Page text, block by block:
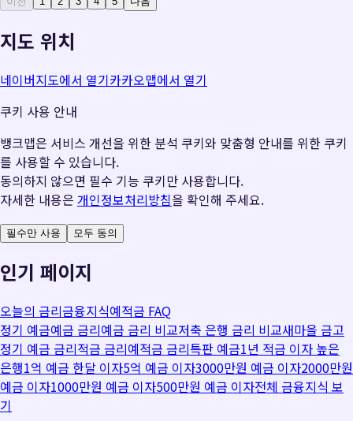
지도 위치
네이버지도에서 열기카카오맵에서 열기
쿠키 사용 안내
뱅크맵은 서비스 개선을 위한 분석 쿠키와 맞춤형 안내를 위한 쿠키
를 사용할 수 있습니다.
동의하지 않으면 필수 기능 쿠키만 사용합니다.
자세한 내용은 개인정보처리방침을 확인해 주세요.
필수만 사용 모두 동의
인기 페이지
오늘의 금리금융지식예적금 FAQ
정기 예금예금 금리예금 금리 비교저축 은행 금리 비교새마을 금고
정기 예금 금리적금 금리예적금 금리특판 예금1년 적금 이자 높은
은행1억 예금 한달 이자5억 예금 이자3000만원 예금 이자2000만원
예금 이자1000만원 예금 이자500만원 예금 이자전체 금융지식 보
기